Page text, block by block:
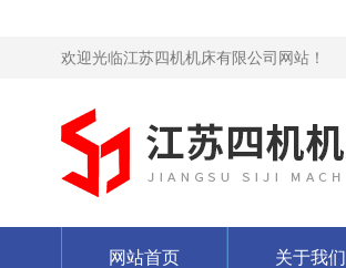
欢迎光临江苏四机机床有限公司网站！
网站首页 关于我们